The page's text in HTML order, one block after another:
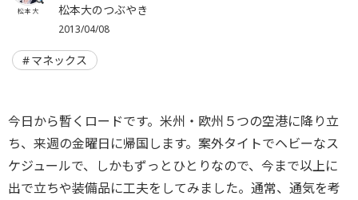
松本 大 松本大のつぶやき
2013/04/08
マネックス
今日から暫くロードです。米州・欧州５つの空港に降り立
ち、来週の金曜日に帰国します。案外タイトでヘビーなス
ケジュールで、しかもずっとひとりなので、今まで以上に
出で立ちや装備品に工夫をしてみました。通常、通気を考